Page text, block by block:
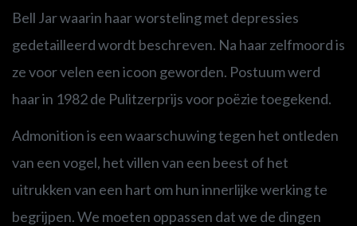
Bell Jar waarin haar worsteling met depressies
gedetailleerd wordt beschreven. Na haar zelfmoord is
ze voor velen een icoon geworden. Postuum werd
haar in 1982 de Pulitzerprijs voor poëzie toegekend.
Admonition is een waarschuwing tegen het ontleden
van een vogel, het villen van een beest of het
uitrukken van een hart om hun innerlijke werking te
begrijpen. We moeten oppassen dat we de dingen